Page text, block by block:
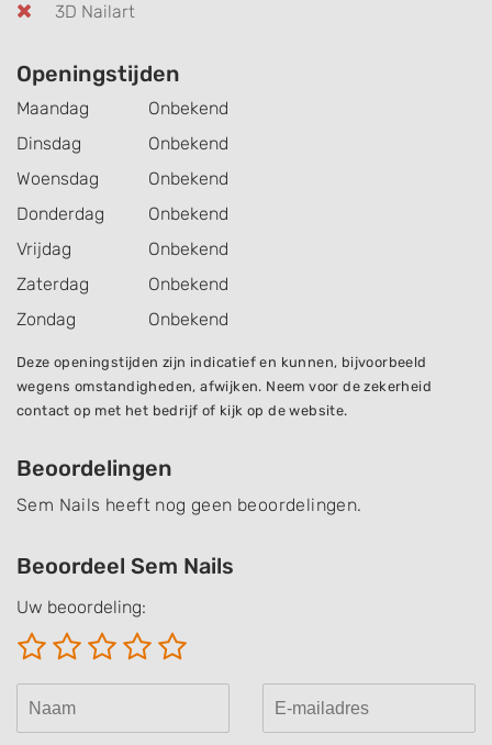
3D Nailart
Openingstijden
Maandag
Onbekend
Dinsdag
Onbekend
Woensdag
Onbekend
Donderdag
Onbekend
Vrijdag
Onbekend
Zaterdag
Onbekend
Zondag
Onbekend
Deze openingstijden zijn indicatief en kunnen, bijvoorbeeld
wegens omstandigheden, afwijken. Neem voor de zekerheid
contact op met het bedrijf of kijk op de website.
Beoordelingen
Sem Nails heeft nog geen beoordelingen.
Beoordeel Sem Nails
Uw beoordeling: